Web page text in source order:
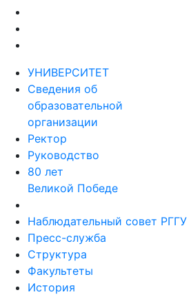
УНИВЕРСИТЕТ
Сведения об
образовательной
организации
Ректор
Руководство
80 лет
Великой Победе
Наблюдательный совет РГГУ
Пресс-служба
Структура
Факультеты
История